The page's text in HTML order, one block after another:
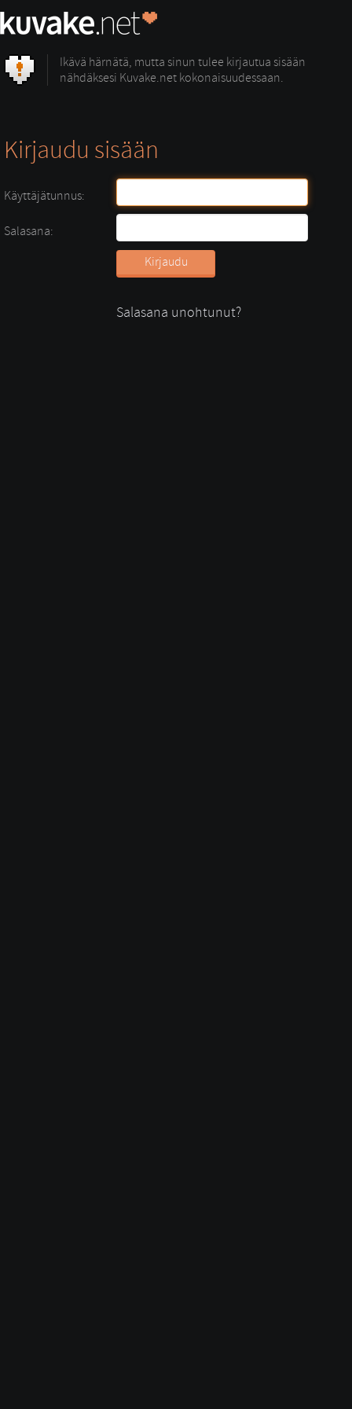
Ikävä härnätä, mutta sinun tulee kirjautua sisään
nähdäksesi Kuvake.net kokonaisuudessaan.
Kirjaudu sisään
Käyttäjätunnus:
Salasana:
Salasana unohtunut?